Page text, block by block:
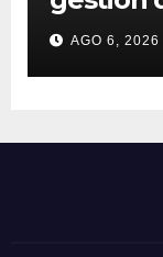
NVIDIA
AGO 6, 2026